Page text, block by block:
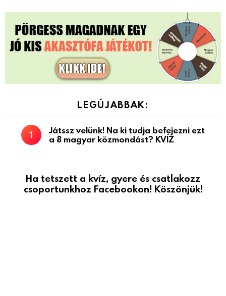
LEGÚJABBAK:
Játssz velünk! Na ki tudja befejezni ezt
a 8 magyar közmondást? KVÍZ
Ha tetszett a kvíz, gyere és csatlakozz
csoportunkhoz Facebookon! Köszönjük!